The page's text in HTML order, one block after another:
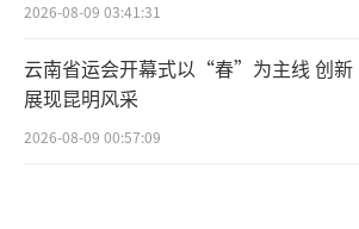
2026-08-09 03:41:31
云南省运会开幕式以“春”为主线 创新
展现昆明风采
2026-08-09 00:57:09